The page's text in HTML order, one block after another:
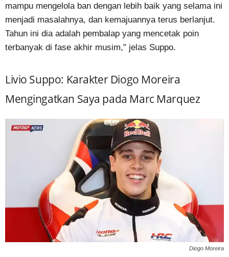
mampu mengelola ban dengan lebih baik yang selama ini
menjadi masalahnya, dan kemajuannya terus berlanjut.
Tahun ini dia adalah pembalap yang mencetak poin
terbanyak di fase akhir musim,” jelas Suppo.
Livio Suppo: Karakter Diogo Moreira
Mengingatkan Saya pada Marc Marquez
Diogo Moreira